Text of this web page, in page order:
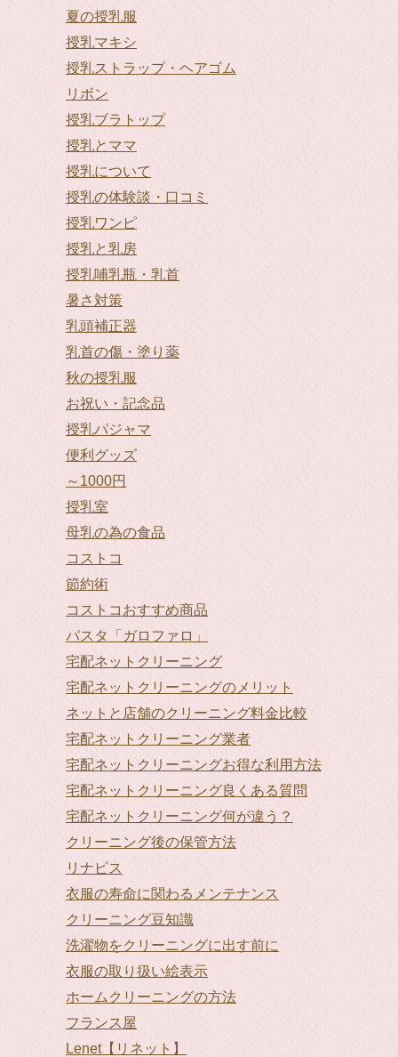
夏の授乳服
授乳マキシ
授乳ストラップ・ヘアゴム
リボン
授乳ブラトップ
授乳とママ
授乳について
授乳の体験談・口コミ
授乳ワンピ
授乳と乳房
授乳哺乳瓶・乳首
暑さ対策
乳頭補正器
乳首の傷・塗り薬
秋の授乳服
お祝い・記念品
授乳パジャマ
便利グッズ
～1000円
授乳室
母乳の為の食品
コストコ
節約術
コストコおすすめ商品
パスタ「ガロファロ」
宅配ネットクリーニング
宅配ネットクリーニングのメリット
ネットと店舗のクリーニング料金比較
宅配ネットクリーニング業者
宅配ネットクリーニングお得な利用方法
宅配ネットクリーニング良くある質問
宅配ネットクリーニング何が違う？
クリーニング後の保管方法
リナビス
衣服の寿命に関わるメンテナンス
クリーニング豆知識
洗濯物をクリーニングに出す前に
衣服の取り扱い絵表示
ホームクリーニングの方法
フランス屋
Lenet【リネット】